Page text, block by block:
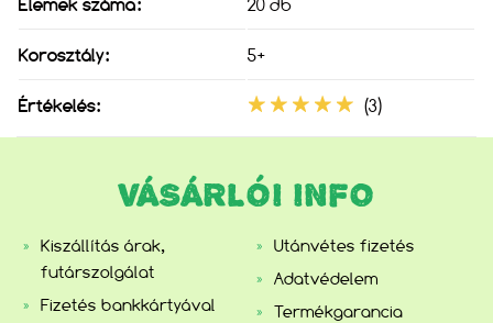
Elemek száma: 20 db
Korosztály: 5+
Értékelés: (3)
VÁSÁRLÓI INFO
Kiszállítás árak,
futárszolgálat
Fizetés bankkártyával
Utánvétes fizetés
Adatvédelem
Termékgarancia